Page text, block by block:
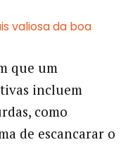
valiosa da boa
que um
incluem
como
de escancarar o